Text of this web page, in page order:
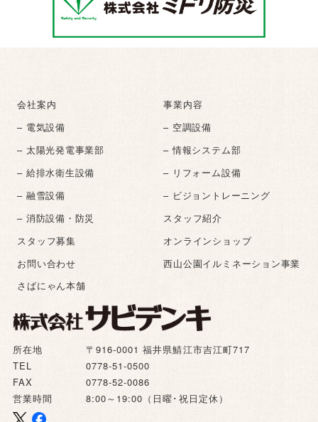
所在地
〒916-0001 福井県鯖江市吉江町717
TEL
0778-51-0500
FAX
0778-52-0086
営業時間
8:00～19:00（日曜･祝日定休）
会社案内
事業内容
– 電気設備
– 空調設備
– 太陽光発電事業部
– 情報システム部
– 給排水衛生設備
– リフォーム設備
– 融雪設備
– ビジョントレーニング
– 消防設備・防災
スタッフ紹介
スタッフ募集
オンラインショップ
お問い合わせ
西山公園イルミネーション事業
さばにゃん本舗